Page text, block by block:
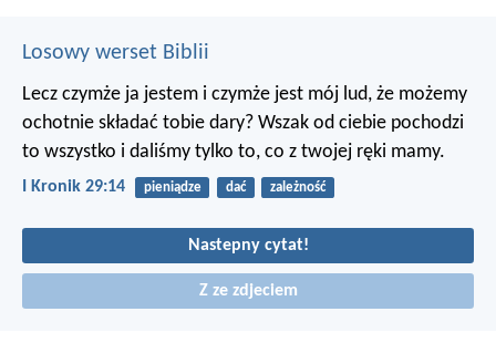
Losowy werset Biblii
Lecz czymże ja jestem i czymże jest mój lud, że możemy
ochotnie składać tobie dary? Wszak od ciebie pochodzi
to wszystko i daliśmy tylko to, co z twojej ręki mamy.
I Kronik 29:14 pieniądze dać zależność
Nastepny cytat!
Z ze zdjeciem